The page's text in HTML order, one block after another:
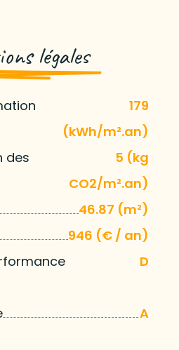
légales
179
(kWh/m².an)
des
5 (kg
CO2/m².an)
46.87 (m²)
946 (€ / an)
D
A